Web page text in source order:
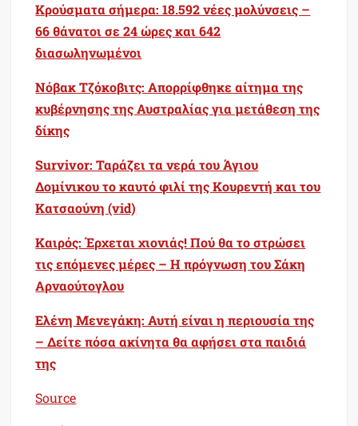
Κρούσματα σήμερα: 18.592 νέες μολύνσεις –
66 θάνατοι σε 24 ώρες και 642
διασωληνωμένοι
Νόβακ Τζόκοβιτς: Απορρίφθηκε αίτημα της
κυβέρνησης της Αυστραλίας για μετάθεση της
δίκης
Survivor: Ταράζει τα νερά του Άγιου
Δομίνικου το καυτό φιλί της Κουρεντή και του
Κατσαούνη (vid)
Καιρός: Έρχεται χιονιάς! Πού θα το στρώσει
τις επόμενες μέρες – Η πρόγνωση του Σάκη
Αρναούτογλου
Ελένη Μενεγάκη: Αυτή είναι η περιουσία της
– Δείτε πόσα ακίνητα θα αφήσει στα παιδιά
της
Source